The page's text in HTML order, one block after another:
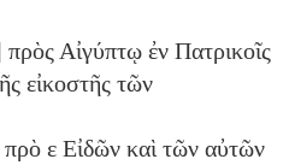
Αἰγύπτῳ ἐν Πατρικοῖς
εἰκοστῆς τῶν
πρὸ ε Εἰδῶν καὶ τῶν αὐτῶν